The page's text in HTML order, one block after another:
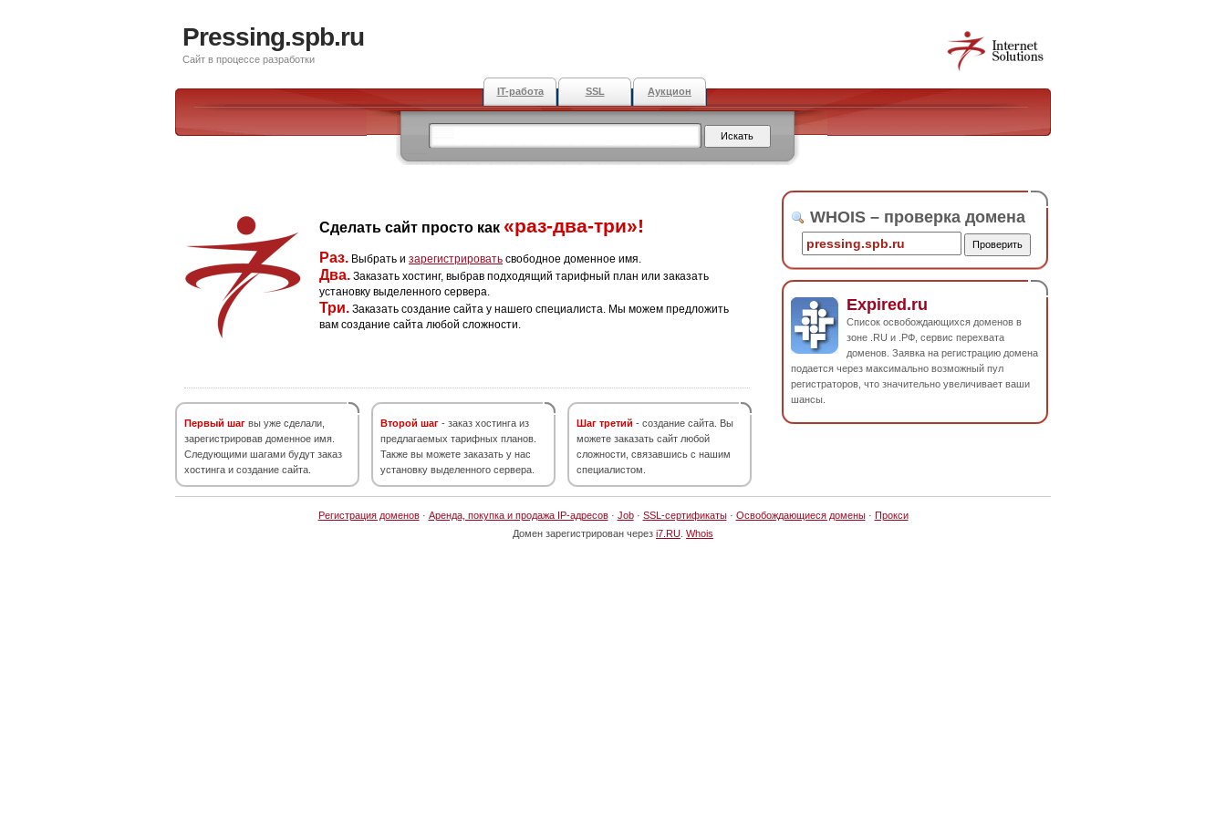
Pressing.spb.ru
Сайт в процессе разработки
IT-работа SSL Аукцион
Сделать сайт просто как «раз-два-три»!
Раз. Выбрать и зарегистрировать свободное доменное имя.
Два. Заказать хостинг, выбрав подходящий тарифный план или заказать
установку выделенного сервера.
Три. Заказать создание сайта у нашего специалиста. Мы можем предложить
вам создание сайта любой сложности.
Первый шаг вы уже сделали,
зарегистрировав доменное имя.
Следующими шагами будут заказ
хостинга и создание сайта.
Второй шаг - заказ хостинга из
предлагаемых тарифных планов.
Также вы можете заказать у нас
установку выделенного сервера.
Шаг третий - создание сайта. Вы
можете заказать сайт любой
сложности, связавшись с нашим
специалистом.
WHOIS – проверка домена
Expired.ru
Список освобождающихся доменов в
зоне .RU и .РФ, сервис перехвата
доменов. Заявка на регистрацию домена
подается через максимально возможный пул
регистраторов, что значительно увеличивает ваши
шансы.
Регистрация доменов· Аренда, покупка и продажа IP-адресов· Job· SSL-сертификаты· Освобождающиеся домены· Прокси
Домен зарегистрирован через i7.RU Whois